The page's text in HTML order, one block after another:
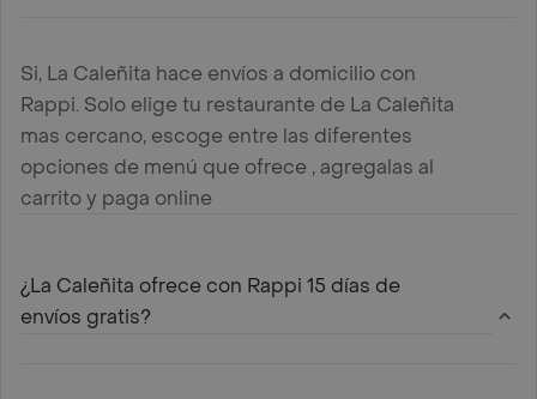
Si, La Caleñita hace envíos a domicilio con
Rappi. Solo elige tu restaurante de La Caleñita
mas cercano, escoge entre las diferentes
opciones de menú que ofrece , agregalas al
carrito y paga online
¿La Caleñita ofrece con Rappi 15 días de
envíos gratis?